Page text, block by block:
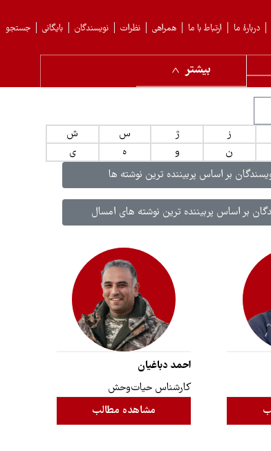
جستجو بایگانی نویسندگان نظرات همراهی ارتباط با ما دربارهٔ ما
بیشتر
ز ژ س
ش
ن و ه
ی
بر اساس پربیننده ترین نوشته ها
بر اساس پربیننده ترین نوشته های امسال
احمد دباغیان
کارشناس حیات‌وحش
مشاهده مطالب